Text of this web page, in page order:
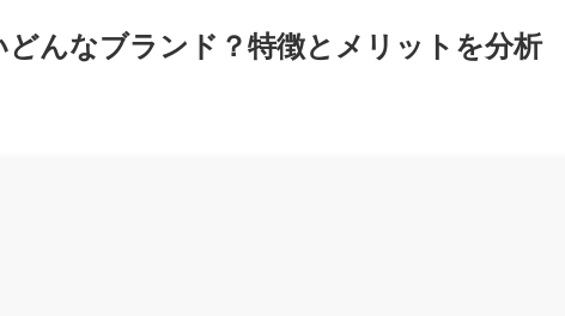
んなブランド？特徴とメリットを分析